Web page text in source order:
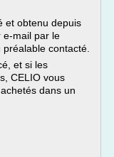
et obtenu depuis
e-mail par le
contacté.
et si les
CELIO vous
dans un